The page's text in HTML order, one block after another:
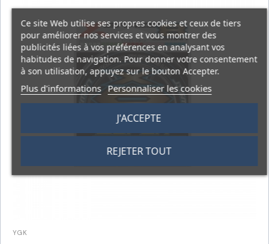
YGK
Ce site Web utilise ses propres cookies et ceux de tiers
pour améliorer nos services et vous montrer des
publicités liées à vos préférences en analysant vos
habitudes de navigation. Pour donner votre consentement
à son utilisation, appuyez sur le bouton Accepter.
Plus d'informations Personnaliser les cookies
REJETER TOUT
J'ACCEPTE